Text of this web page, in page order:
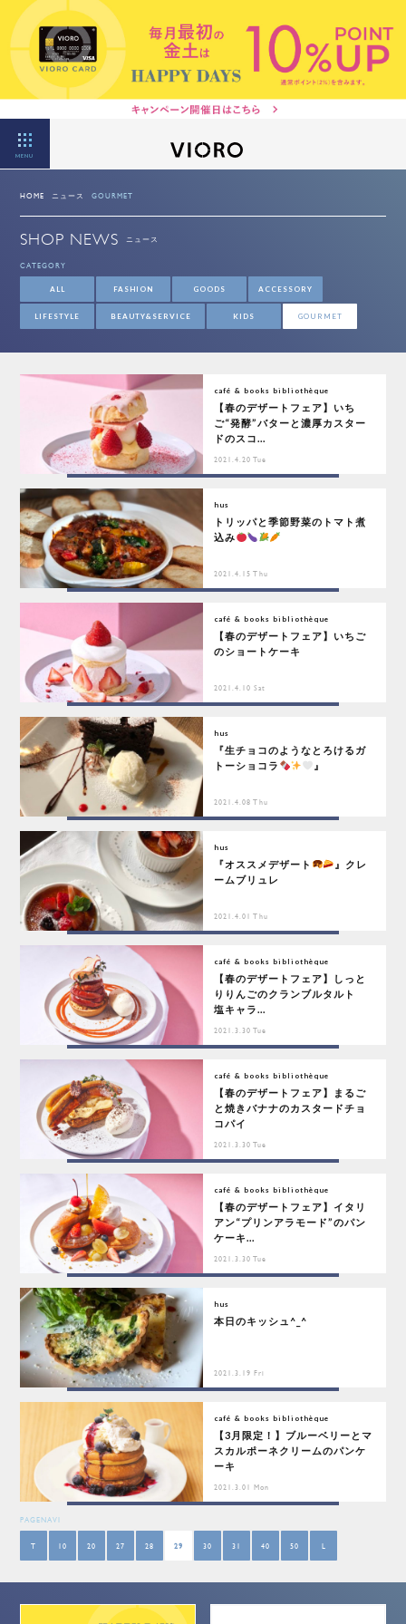
MENU
HOME ニュース GOURMET
SHOP NEWS ニュース
CATEGORY
ALL FASHION GOODS ACCESSORY
LIFESTYLE BEAUTY&SERVICE KIDS GOURMET
café & books bibliothèque
【春のデザートフェア】いち
ご“発酵”バターと濃厚カスター
ドのスコ...
2021.4.20 Tue
hus
トリッパと季節野菜のトマト煮
込み
2021.4.15 Thu
café & books bibliothèque
【春のデザートフェア】いちご
のショートケーキ
2021.4.10 Sat
hus
『生チョコのようなとろけるガ
トーショコラ
』
2021.4.08 Thu
hus
『オススメデザート
』クレ
ームブリュレ
2021.4.01 Thu
café & books bibliothèque
【春のデザートフェア】しっと
りりんごのクランブルタルト
塩キャラ...
2021.3.30 Tue
café & books bibliothèque
【春のデザートフェア】まるご
と焼きバナナのカスタードチョ
コパイ
2021.3.30 Tue
café & books bibliothèque
【春のデザートフェア】イタリ
アン“プリンアラモード”のパン
ケーキ...
2021.3.30 Tue
hus
本日のキッシュ^_^
2021.3.19 Fri
café & books bibliothèque
【3月限定！】ブルーベリーとマ
スカルポーネクリームのパンケ
ーキ
2021.3.01 Mon
PAGENAVI
T 10 20 27 28 29 30 31 40 50 L